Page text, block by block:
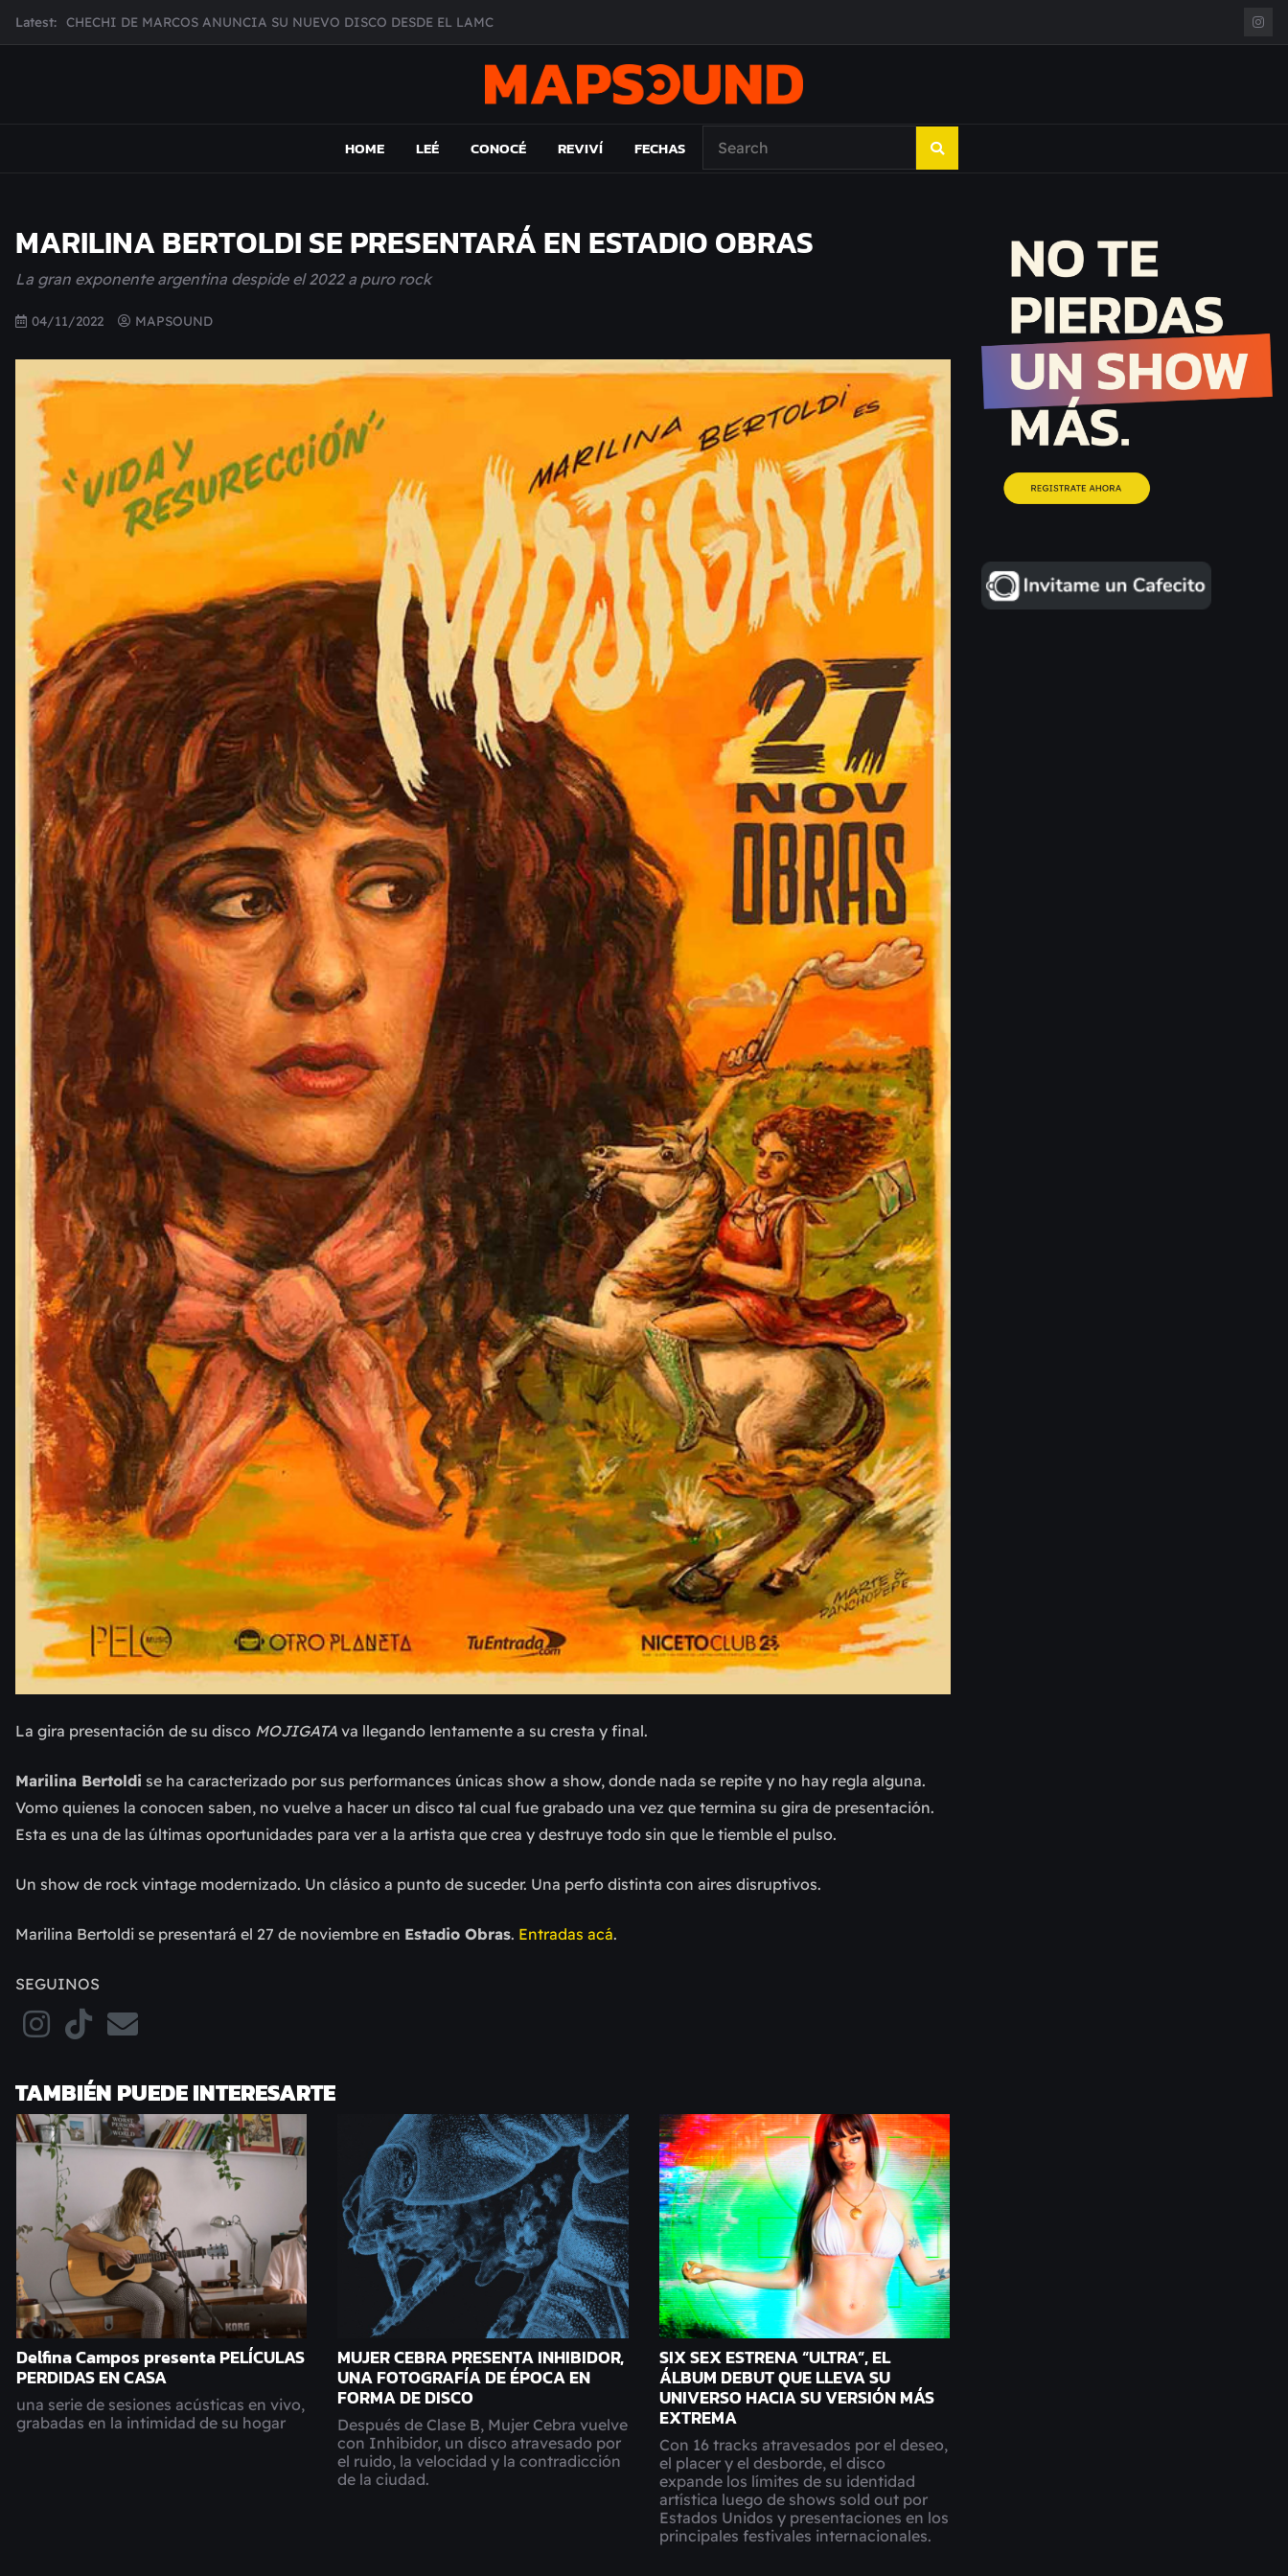
Latest: CHECHI DE MARCOS ANUNCIA SU NUEVO DISCO DESDE EL LAMC
MUJER CEBRA PRESENTA INHIBIDOR, UNA FOTOGRAFÍA DE ÉPOCA EN FORMA DE DISCO
HOME LEÉ CONOCÉ REVIVÍ FECHAS
MARILINA BERTOLDI SE PRESENTARÁ EN ESTADIO OBRAS
La gran exponente argentina despide el 2022 a puro rock
04/11/2022 MAPSOUND
La gira presentación de su disco MOJIGATA va llegando lentamente a su cresta y final.
Marilina Bertoldi se ha caracterizado por sus performances únicas show a show, donde nada se repite y no hay regla alguna.
Vomo quienes la conocen saben, no vuelve a hacer un disco tal cual fue grabado una vez que termina su gira de presentación.
Esta es una de las últimas oportunidades para ver a la artista que crea y destruye todo sin que le tiemble el pulso.
Un show de rock vintage modernizado. Un clásico a punto de suceder. Una perfo distinta con aires disruptivos.
Marilina Bertoldi se presentará el 27 de noviembre en Estadio Obras. Entradas acá.
SEGUINOS
TAMBIÉN PUEDE INTERESARTE
Delfina Campos presenta PELÍCULAS
PERDIDAS EN CASA
una serie de sesiones acústicas en vivo,
grabadas en la intimidad de su hogar
MUJER CEBRA PRESENTA INHIBIDOR,
UNA FOTOGRAFÍA DE ÉPOCA EN
FORMA DE DISCO
Después de Clase B, Mujer Cebra vuelve
con Inhibidor, un disco atravesado por
el ruido, la velocidad y la contradicción
de la ciudad.
SIX SEX ESTRENA “ULTRA”, EL
ÁLBUM DEBUT QUE LLEVA SU
UNIVERSO HACIA SU VERSIÓN MÁS
EXTREMA
Con 16 tracks atravesados por el deseo,
el placer y el desborde, el disco
expande los límites de su identidad
artística luego de shows sold out por
Estados Unidos y presentaciones en los
principales festivales internacionales.